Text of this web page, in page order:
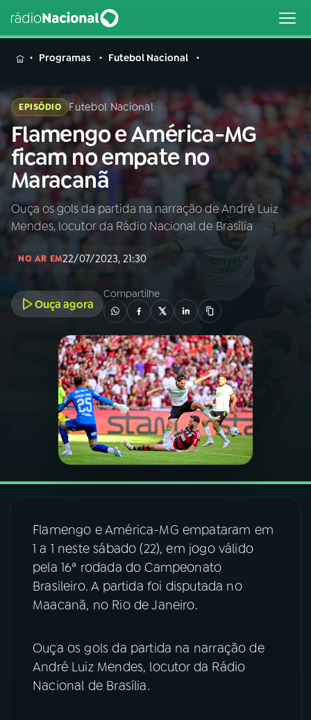
MENU
Buscar
na
Rádio
Nacional
Buscar
AO VIVO
INÍCIO
A RÁDIO
PROGRAMAÇÃO
PROGRAMAS
PODCASTS
06VIDEOCASTS
07ÚLTIMAS
08FESTIVAL DE MÚSICA
YouTube Facebook
Instagram
Programas Futebol Nacional
EPISÓDIO Futebol Nacional
Flamengo e América-MG
ficam no empate no
Maracanã
Ouça os gols da partida na narração de André Luiz
Mendes, locutor da Rádio Nacional de Brasília
NO AR EM22/07/2023, 21:30
Ouça agora
Compartilhe
Flamengo e América-MG empataram em
1 a 1 neste sábado (22), em jogo válido
pela 16ª rodada do Campeonato
Brasileiro. A partida foi disputada no
Maacanã, no Rio de Janeiro.
Ouça os gols da partida na narração de
André Luiz Mendes, locutor da Rádio
Nacional de Brasília.